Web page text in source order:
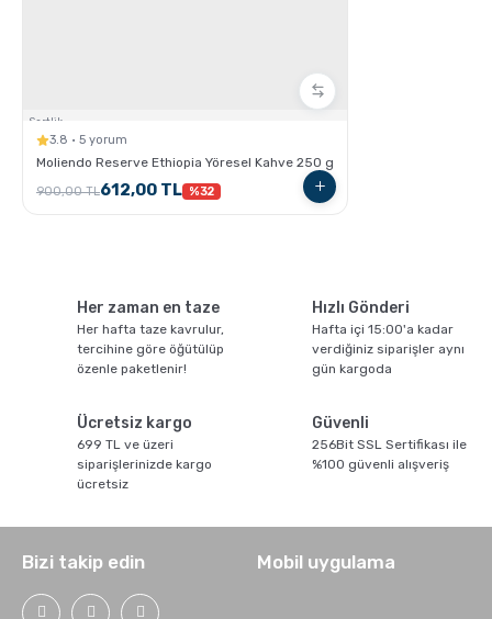
Sertlik:
3.8 · 5 yorum
Moliendo Reserve Ethiopia Yöresel Kahve 250 g
900,00 TL612,00 TL %32
Her zaman en taze
Her hafta taze kavrulur,
tercihine göre öğütülüp
özenle paketlenir!
Hızlı Gönderi
Hafta içi 15:00'a kadar
verdiğiniz siparişler aynı
gün kargoda
Ücretsiz kargo
699 TL ve üzeri
siparişlerinizde kargo
ücretsiz
Güvenli
256Bit SSL Sertifikası ile
%100 güvenli alışveriş
Bizi takip edin Mobil uygulama